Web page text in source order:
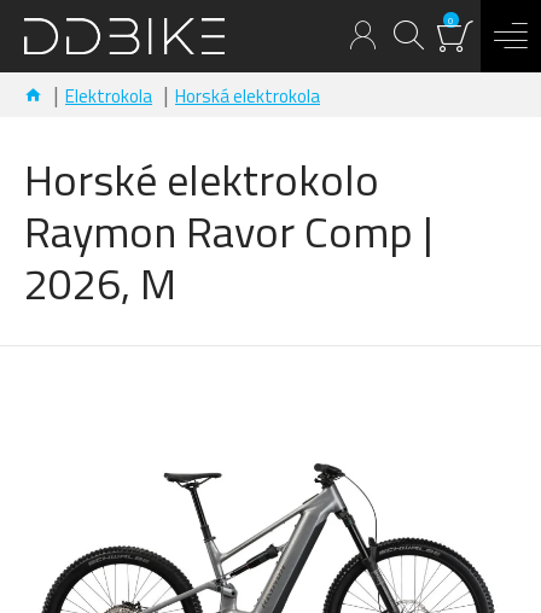
0
Elektrokola Horská elektrokola
Horské elektrokolo
Raymon Ravor Comp |
2026, M